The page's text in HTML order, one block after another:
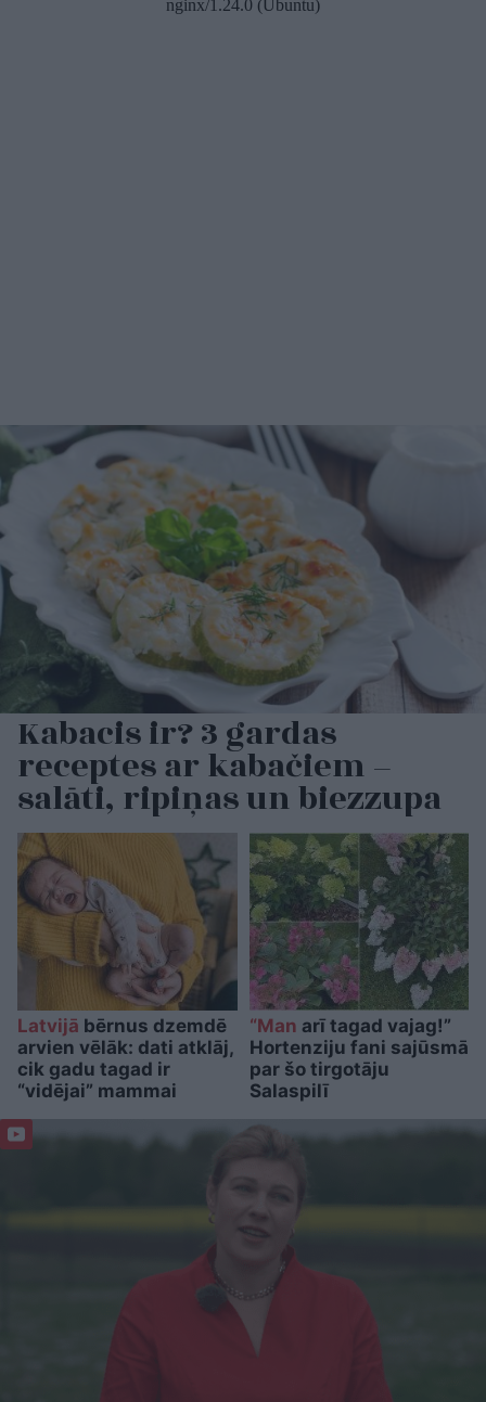
Kabacis ir? 3 gardas
receptes ar kabačiem –
salāti, ripiņas un biezzupa
Latvijā bērnus dzemdē
arvien vēlāk: dati atklāj,
cik gadu tagad ir
“vidējai” mammai
“Man arī tagad vajag!”
Hortenziju fani sajūsmā
par šo tirgotāju
Salaspilī